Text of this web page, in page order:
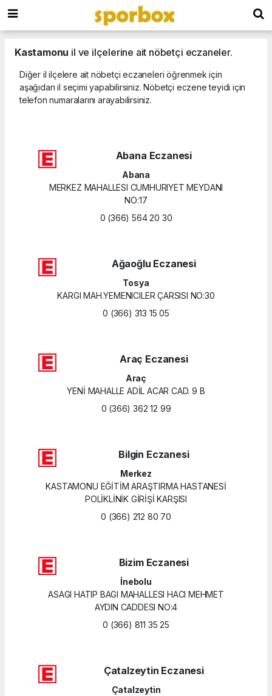
Kastamonu il ve ilçelerine ait nöbetçi eczaneler.
Diğer il ilçelere ait nöbetçi eczaneleri öğrenmek için
aşağıdan il seçimi yapabilirsiniz. Nöbetçi eczene teyidi için
telefon numaralarını arayabilirsiniz.
Abana Eczanesi
Abana
MERKEZ MAHALLESI CUMHURIYET MEYDANI
NO:17
0 (366) 564 20 30
Ağaoğlu Eczanesi
Tosya
KARGI MAH.YEMENICILER ÇARSISI NO:30
0 (366) 313 15 05
Araç Eczanesi
Araç
YENİ MAHALLE ADİL ACAR CAD. 9 B
0 (366) 362 12 99
Bilgin Eczanesi
Merkez
KASTAMONU EĞİTİM ARAŞTIRMA HASTANESİ
POLİKLİNİK GİRİŞİ KARŞISI
0 (366) 212 80 70
Bizim Eczanesi
İnebolu
ASAGI HATIP BAGI MAHALLESI HACI MEHMET
AYDIN CADDESI NO:4
0 (366) 811 35 25
Çatalzeytin Eczanesi
Çatalzeytin